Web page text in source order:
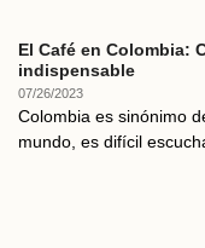
El Café en Colombia:
indispensable
07/26/2023
Colombia es sinónimo
mundo, es difícil